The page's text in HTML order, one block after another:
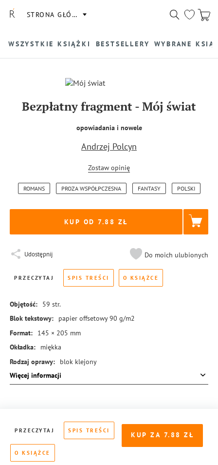
STRONA GŁÓWNA
WSZYSTKIE KSIĄŻKI BESTSELLERY WYBRANE
Bezpłatny fragment-Mój świat
opowiadania i nowele
Andrzej Polcyn
Zostaw opinię
ROMANS PROZA WSPÓŁPCZESNA FANTASY POLSKI
KUP OD 7.88
Udostępnij Do moich ulubionych
PRZECZYTAJ SPIS TREŚCI O KSIĄŻCE
Objętość: 59 str.
Blok tekstowy:
papier offsetowy 90 g/m2
Format:
145 × 205 mm
Okładka:
miękka
Rodzaj oprawy:
blok klejony
ISBN:
978-83-8104-188-1
Więcej informacji
KUP ZA 7.88
PRZECZYTAJ SPIS TREŚCI
O KSIĄŻCE